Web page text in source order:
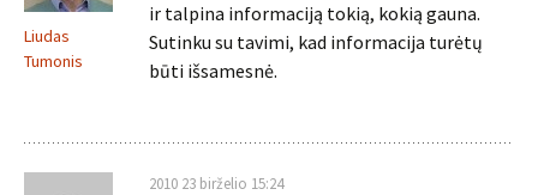
Liudas
Tumonis
ir talpina informaciją tokią, kokią gauna.
Sutinku su tavimi, kad informacija turėtų
būti išsamesnė.
2010 23 birželio 15:24